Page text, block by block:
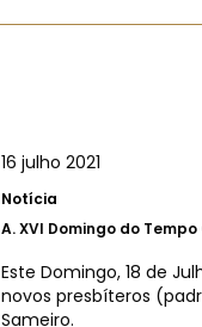
16 julho 2021
Notícia
A.XVI Domingo do Tempo
Este Domingo, 18 de
novos presbíteros
Sameiro.